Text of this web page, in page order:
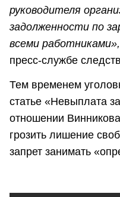
руководителя
задолженности по
всеми
пресс-службе
Тем временем
статье «Невыплата
отношении
грозить лишение
запрет занимать